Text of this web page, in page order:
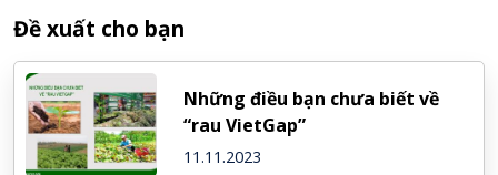
Đề xuất cho bạn
Những điều bạn chưa biết về
“rau VietGap”
11.11.2023